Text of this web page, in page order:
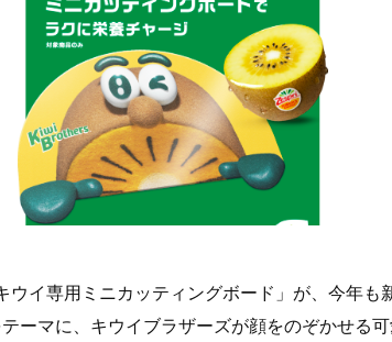
ウイ専用ミニカッティングボード」が、今年も
ーマに、キウイブラザーズが顔をのぞかせる